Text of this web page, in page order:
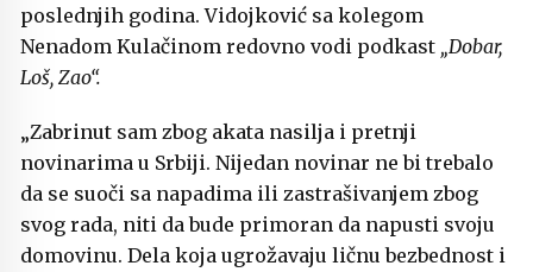
poslednjih godina. Vidojković sa kolegom
Nenadom Kulačinom redovno vodi podkast „Dobar,
Loš, Zao“.
„Zabrinut sam zbog akata nasilja i pretnji
novinarima u Srbiji. Nijedan novinar ne bi trebalo
da se suoči sa napadima ili zastrašivanjem zbog
svog rada, niti da bude primoran da napusti svoju
domovinu. Dela koja ugrožavaju ličnu bezbednost i